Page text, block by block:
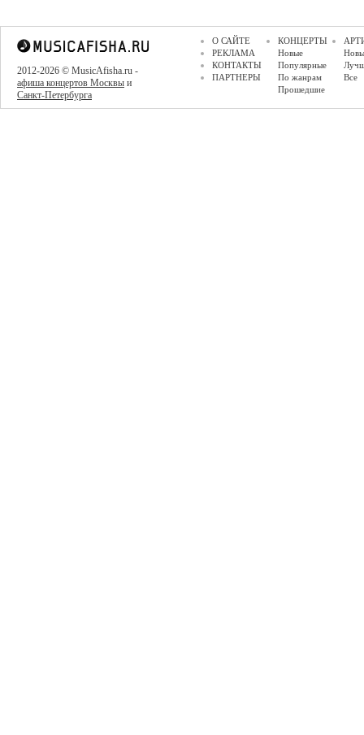
2012-2026 © MusicAfisha.ru -
афиша концертов Москвы и
Санкт-Петербурга
О САЙТЕ
РЕКЛАМА
КОНТАКТЫ
ПАРТНЕРЫ
КОНЦЕРТЫ
Новые
Популярные
По жанрам
Прошедшие
Все